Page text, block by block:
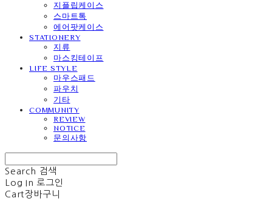
지플립케이스
스마트톡
에어팟케이스
STATIONERY
지류
마스킹테이프
LIFE STYLE
마우스패드
파우치
기타
COMMUNITY
REVIEW
NOTICE
문의사항
Search 검색
Log In 로그인
Cart장바구니